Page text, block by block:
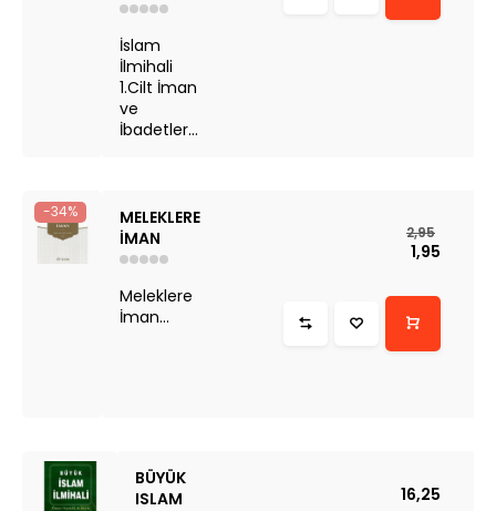
İslam
İlmihali
1.Cilt İman
ve
İbadetler...
-34%
MELEKLERE
İMAN
Meleklere
İman...
2,95
1,95
BÜYÜK
ISLAM
16,25